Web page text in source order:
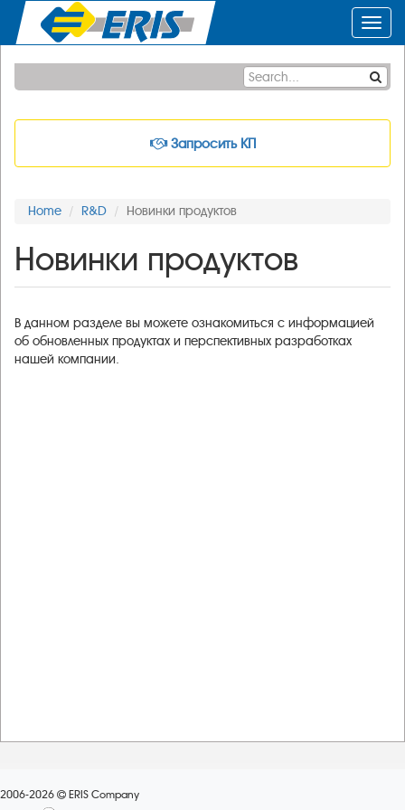
Запросить КП
Home R&D Новинки продуктов
Новинки продуктов
В данном разделе вы можете ознакомиться с информацией
об обновленных продуктах и перспективных разработках
нашей компании.
2006-2026 ERIS Company